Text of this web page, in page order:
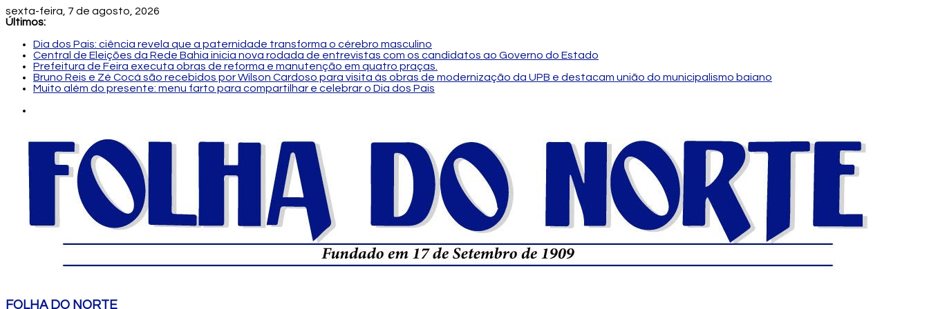
sexta-feira, 7 de agosto, 2026
Últimos:
Dia dos Pais: ciência revela que a paternidade transforma o cérebro masculino
Central de Eleições da Rede Bahia inicia nova rodada de entrevistas com os candidatos ao Governo do Estado
Prefeitura de Feira executa obras de reforma e manutenção em quatro praças.
Bruno Reis e Zé Cocá são recebidos por Wilson Cardoso para visita às obras de modernização da UPB e destacam união do municipalismo baiano
Muito além do presente: menu farto para compartilhar e celebrar o Dia dos Pais
FOLHA DO NORTE